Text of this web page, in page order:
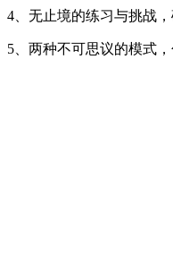
4、无止境的练习与挑战
5、两种不可思议的模式